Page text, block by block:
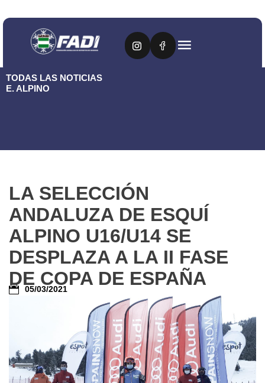
TODAS LAS NOTICIAS
E. ALPINO
LA SELECCIÓN
ANDALUZA DE ESQUÍ
ALPINO U16/U14 SE
DESPLAZA A LA II FASE
DE COPA DE ESPAÑA
05/03/2021